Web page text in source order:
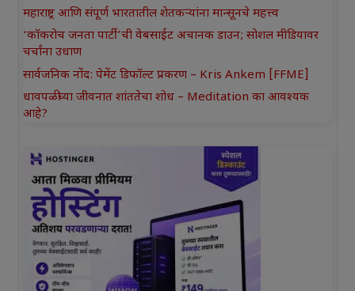
महाराष्ट्र आणि संपूर्ण भारतातील शेतकऱ्यांना मान्सूनचे महत्त्व
‘कॉकरोच जनता पार्टी’ची वेबसाईट अचानक डाउन; सोशल मीडियावर
चर्चांना उधाण
सार्वजनिक नोंद: पेमेंट डिफॉल्ट प्रकरण – Kris Ankem [FFME]
धावपळीच्या जीवनात शांततेचा शोध – Meditation का आवश्यक
आहे?